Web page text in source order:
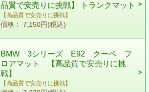
品質で安売りに挑戦】 トランクマット
【高品質で安売りに挑戦】
価格： 7,150円(税込)
BMW 3シリーズ E92 クーペ フ
ロアマット 【高品質で安売りに挑
戦】
【高品質で安売りに挑戦】